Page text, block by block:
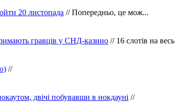
20 листопада // Попередньо, це мож...
гравців у СНД-казино // 16 слотів на весь
//
двічі побувавши в нокдауні //